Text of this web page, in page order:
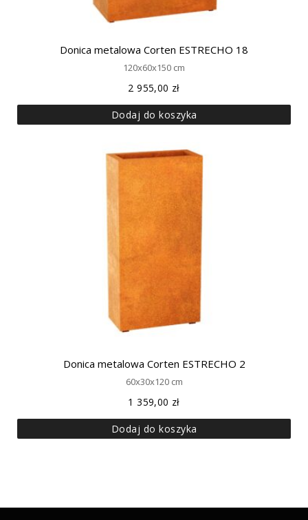
Donica metalowa Corten ESTRECHO 18
120x60x150 cm
2 955,00 zł
Dodaj do koszyka
Donica metalowa Corten ESTRECHO 2
60x30x120 cm
1 359,00 zł
Dodaj do koszyka